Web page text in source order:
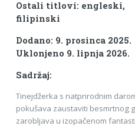
Ostali titlovi: engleski,
filipinski
Dodano: 9. prosinca 2025.
Uklonjeno 9. lipnja 2026.
Sadržaj:
Tinejdžerka s natprirodnim
pokušava zaustaviti besmrtnog
zarobljava u izopačenom